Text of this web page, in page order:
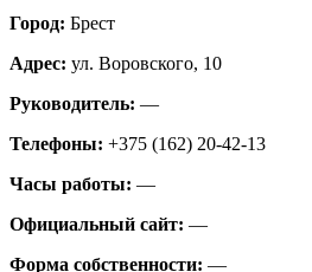
Город: Брест
Адрес: ул. Воровского, 10
Руководитель: —
Телефоны: +375 (162) 20-42-13
Часы работы: —
Официальный сайт: —
Форма собственности: —